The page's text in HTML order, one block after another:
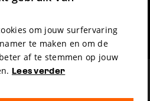
Privacy & Disclaimer
om jouw surfervaring
te maken en om de
af te stemmen op jouw
Lees verder